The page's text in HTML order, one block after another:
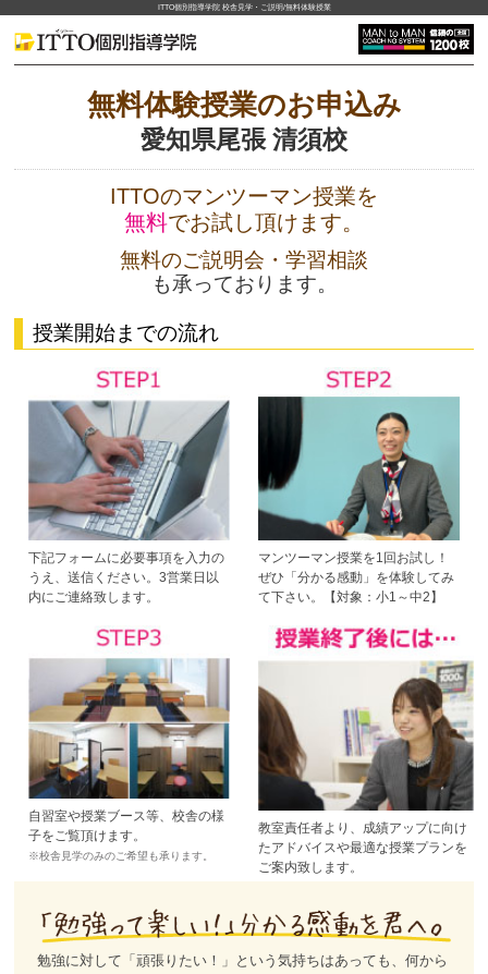
ITTO個別指導学院 校舎見学・ご説明/無料体験授業
無料体験授業のお申込み
愛知県尾張 清須校
ITTOのマンツーマン授業を
無料でお試し頂けます。
無料のご説明会・学習相談
も承っております。
授業開始までの流れ
下記フォームに必要事項を入力の
うえ、送信ください。3営業日以
内にご連絡致します。
マンツーマン授業を1回お試し！
ぜひ「分かる感動」を体験してみ
て下さい。【対象：小1～中2】
自習室や授業ブース等、校舎の様
子をご覧頂けます。
※校舎見学のみのご希望も承ります。
教室責任者より、成績アップに向け
たアドバイスや最適な授業プランを
ご案内致します。
勉強に対して「頑張りたい！」という気持ちはあっても、何から